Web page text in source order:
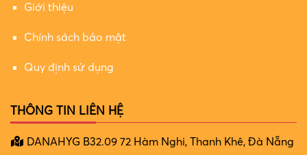
Giới thiệu
Chính sách bảo mật
Quy định sử dụng
THÔNG TIN LIÊN HỆ
DANAHYG B32.09 72 Hàm Nghi, Thanh Khê, Đà Nẵng